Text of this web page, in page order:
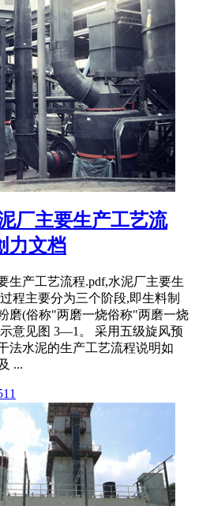
主要生产工艺流
力文档
产工艺流程.pdf,水泥厂主要生
程主要分为三个阶段,即生料制
磨(俗称"两磨一烧俗称"两磨一烧
意见图 3—1。 采用五级旋风预
法水泥的生产工艺流程说明如
...